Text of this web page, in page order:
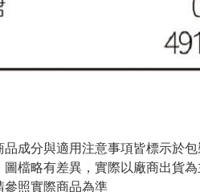
成分與適用注意事項皆標示於
檔略有差異，實際以廠商出貨
照實際商品為準